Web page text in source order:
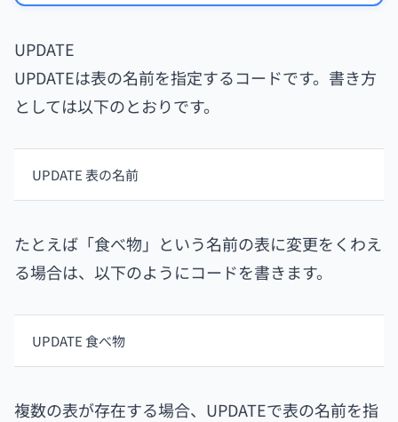
UPDATE
UPDATEは表の名前を指定するコードです。書き方
としては以下のとおりです。
UPDATE 表の名前
たとえば「食べ物」という名前の表に変更をくわえ
る場合は、以下のようにコードを書きます。
UPDATE 食べ物
複数の表が存在する場合、UPDATEで表の名前を指